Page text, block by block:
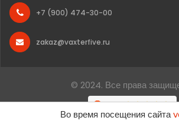
+7 (900) 474-30-00
zakaz@vaxterfive.ru
© 2024. Все права
Во время посещения сайта